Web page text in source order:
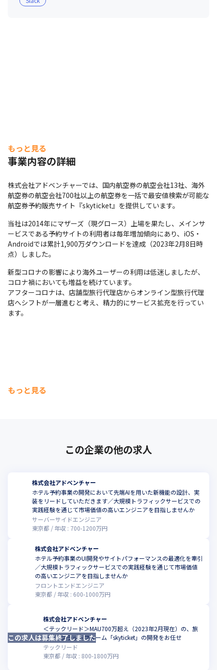
もっと見る
事業内容の詳細
株式会社アドベンチャーでは、国内航空券の航空会社13社、海外
航空券の航空会社700社以上の航空券を一括で最安値検索が可能な
航空券予約販売サイト『skyticket』を提供しています。
当社は2014年にマザーズ（現グロース）上場を果たし、メインサ
ービスである予約サイトの利用者は毎年増加傾向にあり、iOS・
Androidでは累計1,900万ダウンロードを達成（2023年2月8日時
点）しました。
新型コロナの影響により海外ユーザーの利用は低迷しましたが、
コロナ禍においても増益を続けています。
アフターコロナは、店舗型旅行代理店からオンライン型旅行代理
店へシフトが一層進むと考え、精力的にサービス拡充を行ってい
ます。
もっと見る
この企業の他の求人
株式会社アドベンチャー
ホテル予約事業の開発において先端AIを用いた新機能の設計、実
装をリードしていただきます／大規模トラフィックサービスでの
実践経験を通じて市場価値の高いエンジニアを目指しませんか
サーバーサイドエンジニア
東京都
年収 : 700-1200万円
株式会社アドベンチャー
ホテル予約事業のUI開発やサイトパフォーマンスの最適化を牽引
／大規模トラフィックサービスでの実践経験を通じて市場価値
の高いエンジニアを目指しませんか
フロントエンドエンジニア
東京都
年収 : 600-1000万円
株式会社アドベンチャー
＜テックリード＞MAU700万超え（2023年2月現在）の、旅
行予約プラットフォーム「skyticket」の開発をお任せ
テックリード
東京都
年収 : 800-1800万円
この求人は募集終了しました